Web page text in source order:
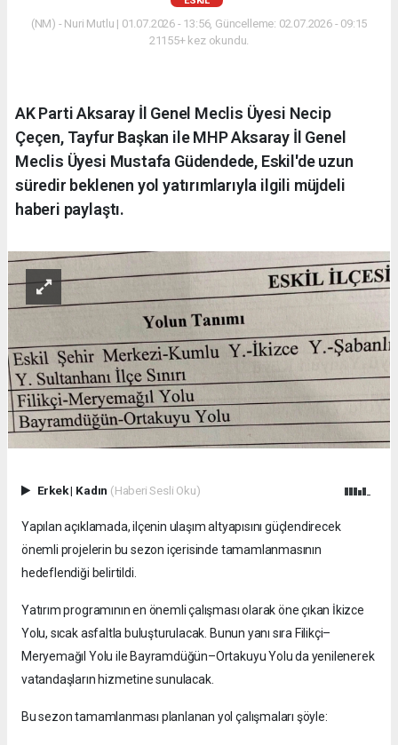
(NM) - Nuri Mutlu | 01.07.2026 - 13:56, Güncelleme: 02.07.2026 - 09:15
21155+ kez okundu.
AK Parti Aksaray İl Genel Meclis Üyesi Necip
Çeçen, Tayfur Başkan ile MHP Aksaray İl Genel
Meclis Üyesi Mustafa Güdendede, Eskil'de uzun
süredir beklenen yol yatırımlarıyla ilgili müjdeli
haberi paylaştı.
Erkek| Kadın (Haberi Sesli Oku)
Yapılan açıklamada, ilçenin ulaşım altyapısını güçlendirecek
önemli projelerin bu sezon içerisinde tamamlanmasının
hedeflendiği belirtildi.
Yatırım programının en önemli çalışması olarak öne çıkan İkizce
Yolu, sıcak asfaltla buluşturulacak. Bunun yanı sıra Filikçi–
Meryemağıl Yolu ile Bayramdüğün–Ortakuyu Yolu da yenilenerek
vatandaşların hizmetine sunulacak.
Bu sezon tamamlanması planlanan yol çalışmaları şöyle: